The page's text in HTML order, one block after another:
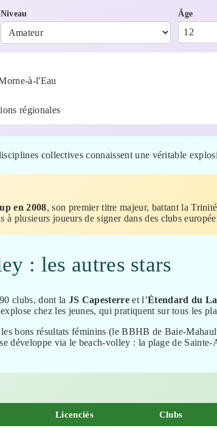
Niveau Âge
à-l'Eau
régionales
collectives connaissent une véritable
en 2008, son premier titre majeur, battant la
plusieurs joueurs de signer dans des clubs
: les autres stars
clubs, dont la JS Capesterre et l’Étendard du
chez les jeunes, qui pratiquent sur tous les
bons résultats féminins (le BBHB de Baie-
développe via le beach-volley : la plage de
Licenciés Clubs